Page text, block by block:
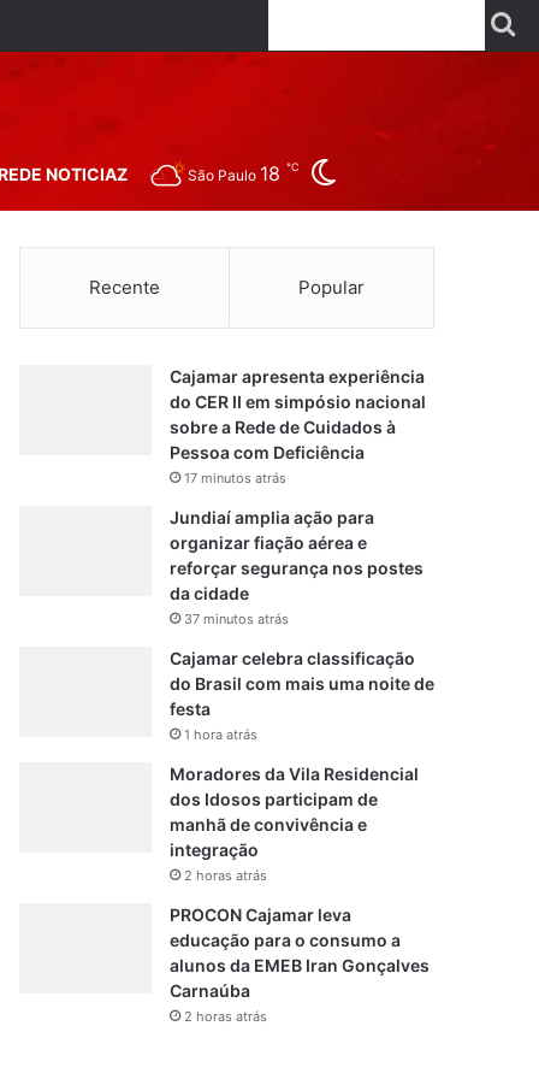
YouTube
NOTICIAZ São Paulo 18 ℃
Recente Popular
Cajamar apresenta experiência
do CER II em simpósio nacional
sobre a Rede de Cuidados à
Pessoa com Deficiência
17 minutos atrás
Jundiaí amplia ação para
organizar fiação aérea e
reforçar segurança nos postes
da cidade
37 minutos atrás
Cajamar celebra classificação
do Brasil com mais uma noite de
festa
1 hora atrás
Moradores da Vila Residencial
dos Idosos participam de
manhã de convivência e
integração
2 horas atrás
PROCON Cajamar leva
educação para o consumo a
alunos da EMEB Iran Gonçalves
Carnaúba
2 horas atrás